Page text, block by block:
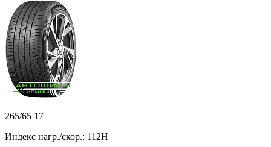
265/65 17
Индекс нагр./скор.: 112H